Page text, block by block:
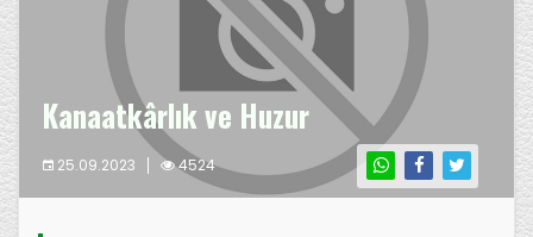
Kanaatkârlık ve Huzur
25.09.2023 4524